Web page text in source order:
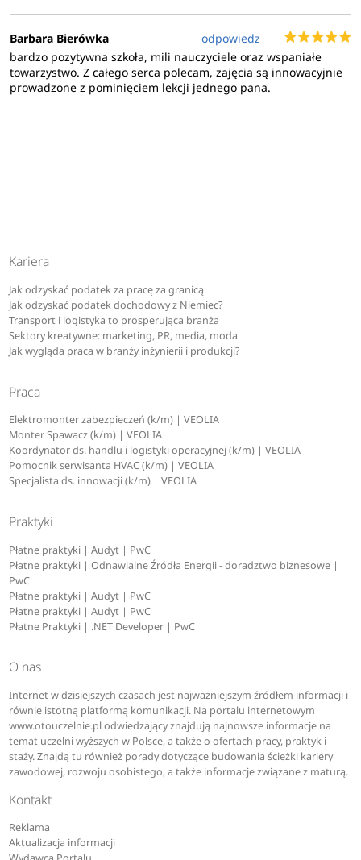
Barbara Bierówka
odpowiedz
bardzo pozytywna szkoła, mili nauczyciele oraz wspaniałe
towarzystwo. Z całego serca polecam, zajęcia są innowacyjnie
prowadzone z pominięciem lekcji jednego pana.
Kariera
Jak odzyskać podatek za pracę za granicą
Jak odzyskać podatek dochodowy z Niemiec?
Transport i logistyka to prosperująca branża
Sektory kreatywne: marketing, PR, media, moda
Jak wygląda praca w branży inżynierii i produkcji?
Praca
Elektromonter zabezpieczeń (k/m) | VEOLIA
Monter Spawacz (k/m) | VEOLIA
Koordynator ds. handlu i logistyki operacyjnej (k/m) | VEOLIA
Pomocnik serwisanta HVAC (k/m) | VEOLIA
Specjalista ds. innowacji (k/m) | VEOLIA
Praktyki
Płatne praktyki | Audyt | PwC
Płatne praktyki | Odnawialne Źródła Energii - doradztwo biznesowe |
PwC
Płatne praktyki | Audyt | PwC
Płatne praktyki | Audyt | PwC
Płatne Praktyki | .NET Developer | PwC
O nas
Internet w dzisiejszych czasach jest najważniejszym źródłem informacji i
równie istotną platformą komunikacji. Na portalu internetowym
www.otouczelnie.pl odwiedzający znajdują najnowsze informacje na
temat uczelni wyższych w Polsce, a także o ofertach pracy, praktyk i
staży. Znajdą tu również porady dotyczące budowania ścieżki kariery
zawodowej, rozwoju osobistego, a także informacje związane z maturą.
Kontakt
Reklama
Aktualizacja informacji